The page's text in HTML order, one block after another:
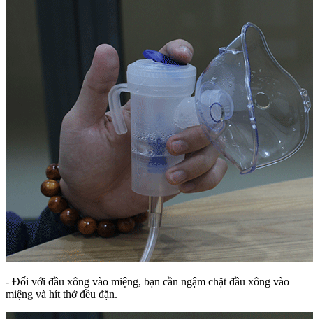
- Đối với đầu xông vào miệng, bạn cần ngậm chặt đầu xông vào
miệng và hít thở đều đặn.